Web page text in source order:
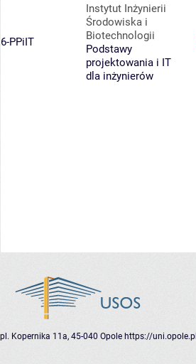
6-PPiIT
Instytut Inżynierii
Środowiska i
Biotechnologii
Podstawy
projektowania i IT
dla inżynierów
pl. Kopernika 11a, 45-040 Opole https://uni.opole.pl